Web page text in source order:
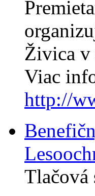
Živica v
Viac
http://
Tlačová